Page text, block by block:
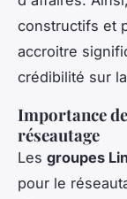
constructifs et
accroitre
crédibilité sur
Importance
réseautage
Les groupes
pour le